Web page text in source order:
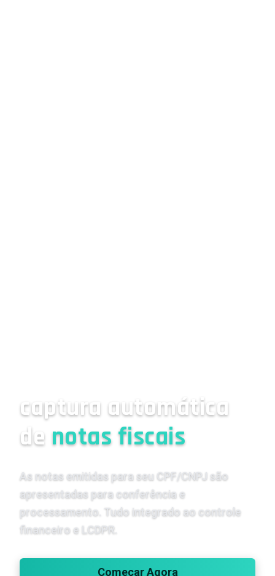
captura automática
de notas fiscais
As notas emitidas para seu CPF/CNPJ são
apresentadas para conferência e
processamento. Tudo integrado ao controle
financeiro e LCDPR.
Começar Agora